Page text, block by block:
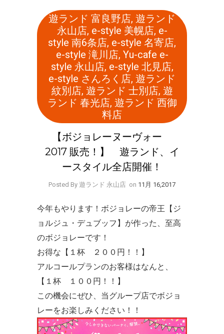
遊ランド 富良野店, 遊ランド
永山店, e-style 美幌店, e-
style 南6条店, e-style 名寄店,
e-style 滝川店, Yu-cafe e-
style 永山店, e-style 北見店,
e-style さんろく店, 遊ランド
紋別店, 遊ランド 士別店, 遊
ランド 春光店, 遊ランド 西御
料店
【ボジョレーヌーヴォー
2017 販売！】 遊ランド、イ
ースタイル全店開催！
Posted By 遊ランド 永山店 on 11月 16,2017
今年もやります！ボジョレーの帝王【ジ
ョルジュ・デュブッフ】が作った、至高
のボジョレーです！
お得な【１杯 ２００円！！】
アルコールプランのお客様はなんと、
【１杯 １００円！！】
この機会にぜひ、当グループ店でボジョ
レーをお楽しみください！！